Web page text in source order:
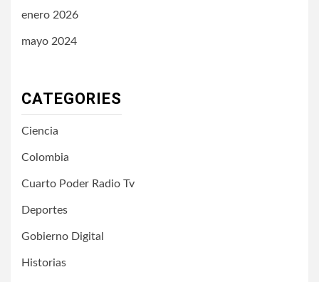
enero 2026
mayo 2024
CATEGORIES
Ciencia
Colombia
Cuarto Poder Radio Tv
Deportes
Gobierno Digital
Historias